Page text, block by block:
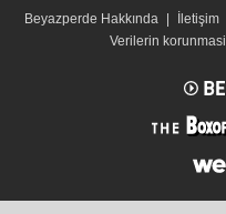
Beyazperde Hakkında | İletişim
Verilerin korunmasi